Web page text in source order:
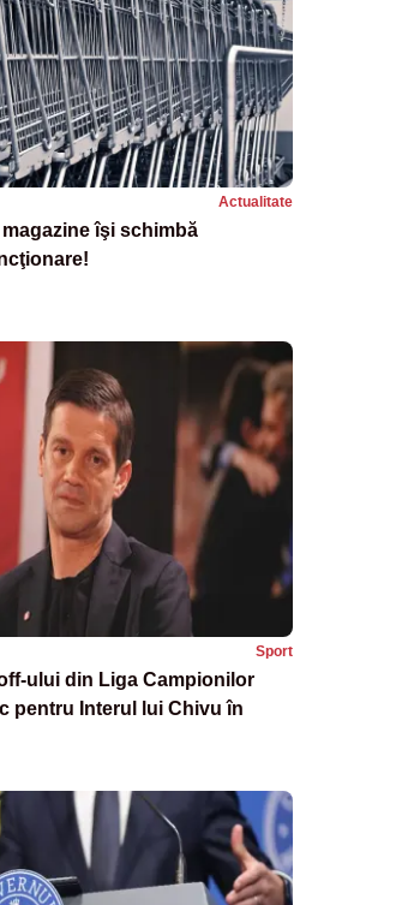
Actualitate
magazine îşi schimbă
Sport
ului din Liga Campionilor
pentru Interul lui Chivu în